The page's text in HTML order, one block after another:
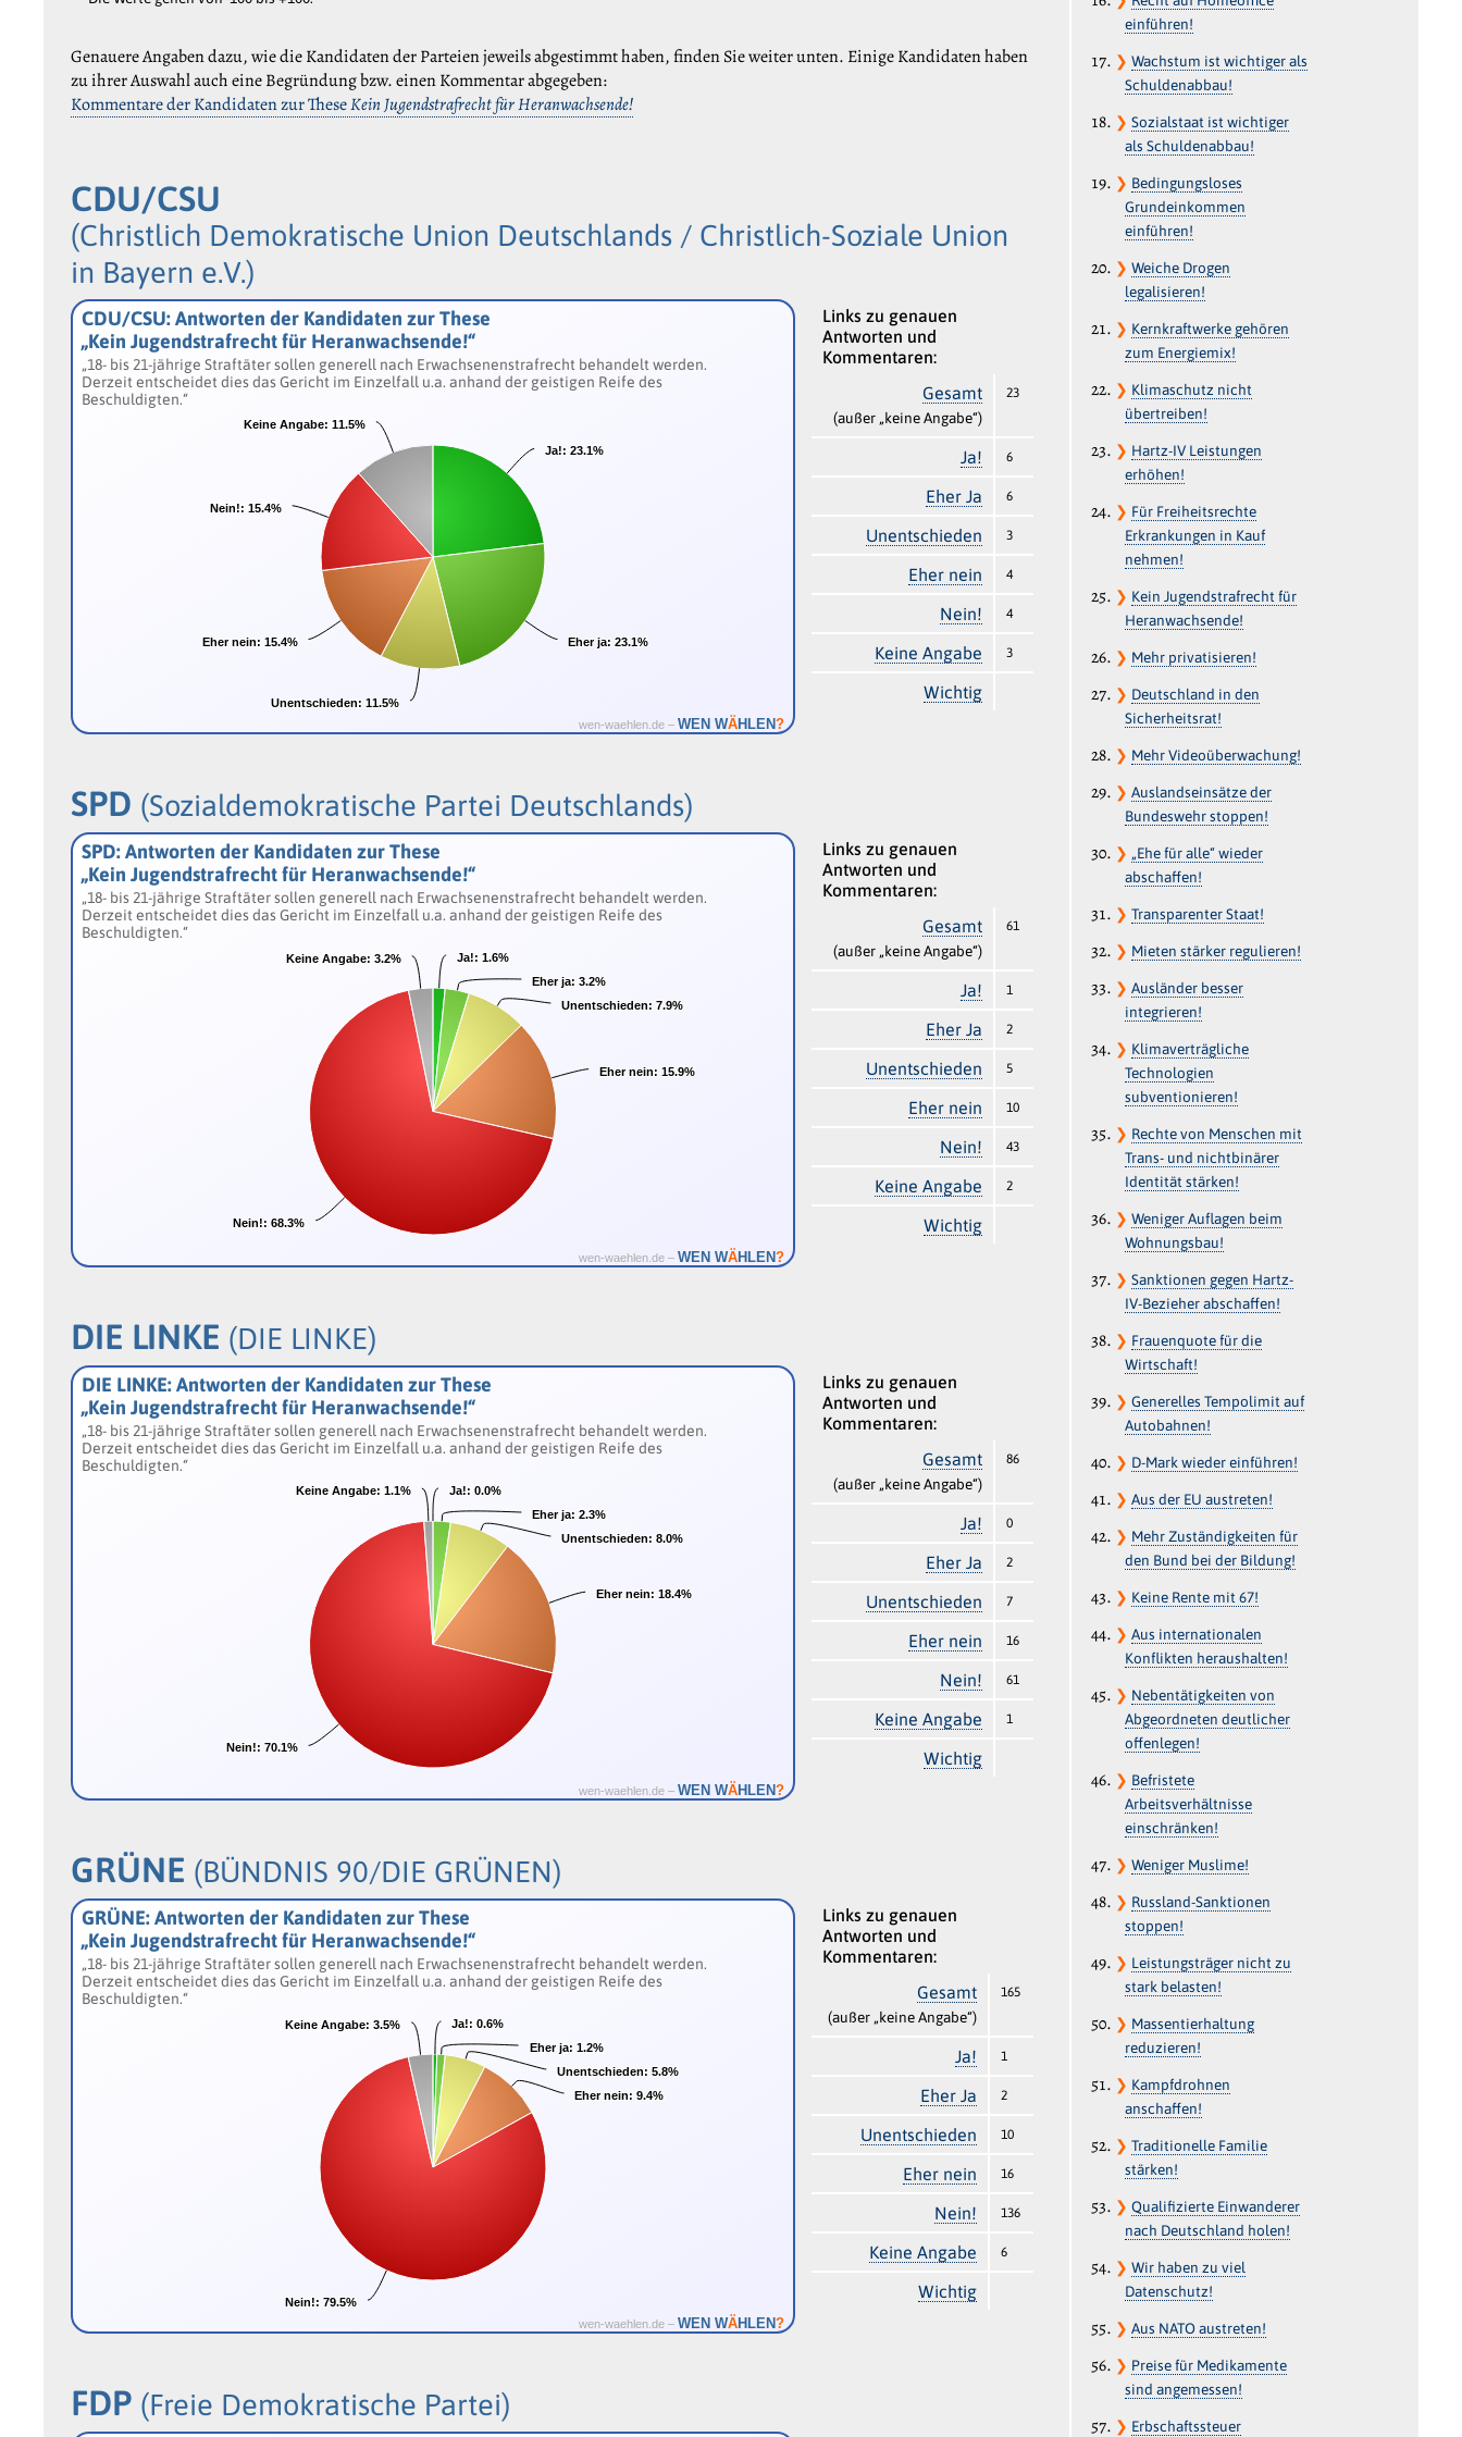
Genauere Angaben dazu, wie die Kandidaten der Parteien jeweils abgestimmt haben, finden Sie weiter unten. Einige Kandidaten haben
zu ihrer Auswahl auch eine Begründung bzw. einen Kommentar abgegeben:
Kommentare der Kandidaten zur TheseKein Jugendstrafrecht für Heranwachsende!
CDU/CSU
(Christlich Demokratische Union Deutschlands / Christlich-Soziale Union
in Bayern e.V.)
Ja!:23.1%
Ja!:23.1%
Eher ja:23.1%
Eher ja:23.1%
Unentschieden:11.5%
Unentschieden:11.5%
Eher nein:15.4%
Eher nein:15.4%
Nein!:15.4%
Nein!:15.4%
Keine Angabe:11.5%
Keine Angabe:11.5%
wen-waehlen.de –WEN WÄHLEN?
CDU/CSU: Antworten der Kandidaten zur These
„Kein Jugendstrafrecht für Heranwachsende!“
„18- bis 21-jährige Straftäter sollen generell nach Erwachsenenstrafrecht behandelt werden.
Derzeit entscheidet dies das Gericht im Einzelfall u.a. anhand der geistigen Reife des
Beschuldigten.“
Links zu genauen
Antworten und
Kommentaren:
Gesamt
(außer „keine Angabe“)
23
Ja! 6
Eher Ja 6
Unentschieden 3
Eher nein 4
Nein! 4
Keine Angabe 3
Wichtig
SPD (Sozialdemokratische Partei Deutschlands)
Ja!:1.6%
Ja!:1.6%
Eher ja:3.2%
Eher ja:3.2%
Unentschieden:7.9%
Unentschieden:7.9%
Eher nein:15.9%
Eher nein:15.9%
Nein!:68.3%
Nein!:68.3%
Keine Angabe:3.2%
Keine Angabe:3.2%
wen-waehlen.de –WEN WÄHLEN?
SPD: Antworten der Kandidaten zur These
„Kein Jugendstrafrecht für Heranwachsende!“
„18- bis 21-jährige Straftäter sollen generell nach Erwachsenenstrafrecht behandelt werden.
Derzeit entscheidet dies das Gericht im Einzelfall u.a. anhand der geistigen Reife des
Beschuldigten.“
Links zu genauen
Antworten und
Kommentaren:
Gesamt
(außer „keine Angabe“)
61
Ja! 1
Eher Ja 2
Unentschieden 5
Eher nein 10
Nein! 43
Keine Angabe 2
Wichtig
DIE LINKE (DIE LINKE)
Ja!:0.0%
Ja!:0.0%
Eher ja:2.3%
Eher ja:2.3%
Unentschieden:8.0%
Unentschieden:8.0%
Eher nein:18.4%
Eher nein:18.4%
Nein!:70.1%
Nein!:70.1%
Keine Angabe:1.1%
Keine Angabe:1.1%
wen-waehlen.de –WEN WÄHLEN?
DIE LINKE: Antworten der Kandidaten zur These
„Kein Jugendstrafrecht für Heranwachsende!“
„18- bis 21-jährige Straftäter sollen generell nach Erwachsenenstrafrecht behandelt werden.
Derzeit entscheidet dies das Gericht im Einzelfall u.a. anhand der geistigen Reife des
Beschuldigten.“
Links zu genauen
Antworten und
Kommentaren:
Gesamt
(außer „keine Angabe“)
86
Ja! 0
Eher Ja 2
Unentschieden 7
Eher nein 16
Nein! 61
Keine Angabe 1
Wichtig
GRÜNE (BÜNDNIS 90/DIE GRÜNEN)
Ja!:0.6%
Ja!:0.6%
Eher ja:1.2%
Eher ja:1.2%
Unentschieden:5.8%
Unentschieden:5.8%
Eher nein:9.4%
Eher nein:9.4%
Nein!:79.5%
Nein!:79.5%
Keine Angabe:3.5%
Keine Angabe:3.5%
wen-waehlen.de –WEN WÄHLEN?
GRÜNE: Antworten der Kandidaten zur These
„Kein Jugendstrafrecht für Heranwachsende!“
„18- bis 21-jährige Straftäter sollen generell nach Erwachsenenstrafrecht behandelt werden.
Derzeit entscheidet dies das Gericht im Einzelfall u.a. anhand der geistigen Reife des
Beschuldigten.“
Links zu genauen
Antworten und
Kommentaren:
Gesamt
(außer „keine Angabe“)
165
Ja! 1
Eher Ja 2
Unentschieden 10
Eher nein 16
Nein! 136
Keine Angabe 6
Wichtig
FDP (Freie Demokratische Partei)
einführen!
❯ Wachstum ist wichtiger als
Schuldenabbau!
❯ Sozialstaat ist wichtiger
als Schuldenabbau!
❯ Bedingungsloses
Grundeinkommen
einführen!
❯ Weiche Drogen
legalisieren!
❯ Kernkraftwerke gehören
zum Energiemix!
❯ Klimaschutz nicht
übertreiben!
❯ Hartz-IV Leistungen
erhöhen!
❯ Für Freiheitsrechte
Erkrankungen in Kauf
nehmen!
❯ Kein Jugendstrafrecht für
Heranwachsende!
❯ Mehr privatisieren!
❯ Deutschland in den
Sicherheitsrat!
❯ Mehr Videoüberwachung!
❯ Auslandseinsätze der
Bundeswehr stoppen!
❯ „Ehe für alle“ wieder
abschaffen!
❯ Transparenter Staat!
❯ Mieten stärker regulieren!
❯ Ausländer besser
integrieren!
❯ Klimaverträgliche
Technologien
subventionieren!
❯ Rechte von Menschen mit
Trans- und nichtbinärer
Identität stärken!
❯ Weniger Auflagen beim
Wohnungsbau!
❯ Sanktionen gegen Hartz-
IV-Bezieher abschaffen!
❯ Frauenquote für die
Wirtschaft!
❯ Generelles Tempolimit auf
Autobahnen!
❯ D-Mark wieder einführen!
❯ Aus der EU austreten!
❯ Mehr Zuständigkeiten für
den Bund bei der Bildung!
❯ Keine Rente mit 67!
❯ Aus internationalen
Konflikten heraushalten!
❯ Nebentätigkeiten von
Abgeordneten deutlicher
offenlegen!
❯ Befristete
Arbeitsverhältnisse
einschränken!
❯ Weniger Muslime!
❯ Russland-Sanktionen
stoppen!
❯ Leistungsträger nicht zu
stark belasten!
❯ Massentierhaltung
reduzieren!
❯ Kampfdrohnen
anschaffen!
❯ Traditionelle Familie
stärken!
❯ Qualifizierte Einwanderer
nach Deutschland holen!
❯ Wir haben zu viel
Datenschutz!
❯ Aus NATO austreten!
❯ Preise für Medikamente
sind angemessen!
❯ Erbschaftssteuer